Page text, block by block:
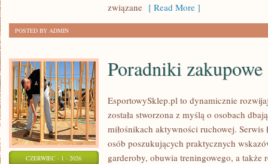
związane [ Read More ]
POSTED BY ADMIN
CZERWIEC - 1 - 2026
Poradniki zakupowe
EsportowySklep.pl to dynamicznie
została stworzona z myślą o osobach
miłośnikach aktywności ruchowej.
osób poszukujących praktycznych
garderoby, obuwia treningowego, a także